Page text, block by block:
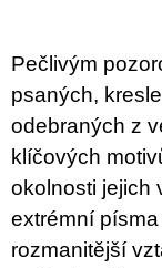
Pečlivým
psaných,
odebraných z
klíčových
okolnosti jejich
extrémní
rozmanitější
m
e
VÝVAR
NEJEN
ROMSKÉ
RECEPTY
PRO
SNESITELNĚJŠÍ
KLIMA